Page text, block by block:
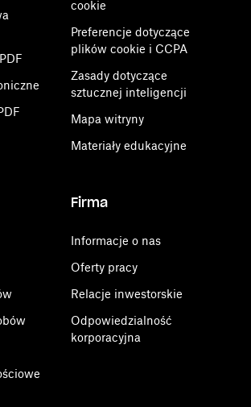
cookie
Preferencje dotyczące
plików cookie i CCPA
Zasady dotyczące
sztucznej inteligencji
Mapa witryny
Materiały edukacyjne
Firma
Informacje o nas
Oferty pracy
Relacje inwestorskie
Odpowiedzialność
korporacyjna